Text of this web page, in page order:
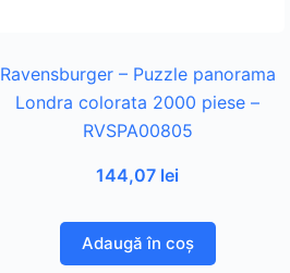
Ravensburger – Puzzle panorama
Londra colorata 2000 piese –
RVSPA00805
144,07 lei
Adaugă în coș